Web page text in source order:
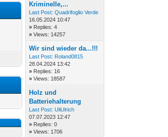
Kriminelle,...
Last Post: Quadrifoglio Verde
16.05.2024 10:47
» Replies: 4
»Views: 14257
Wir sind wieder da...!!!
Last Post: Roland0815
28.04.2024 13:42
» Replies: 16
»Views: 18587
Holz und
Batteriehalterung
Last Post: UliUlrich
07.07.2023 12:47
» Replies: 0
»Views: 1706